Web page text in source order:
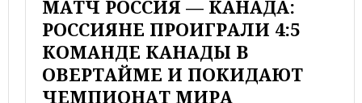
МАТЧ РОССИЯ — КАНАДА:
РОССИЯНЕ ПРОИГРАЛИ 4:5
КОМАНДЕ КАНАДЫ В
ОВЕРТАЙМЕ И ПОКИДАЮТ
ЧЕМПИОНАТ МИРА